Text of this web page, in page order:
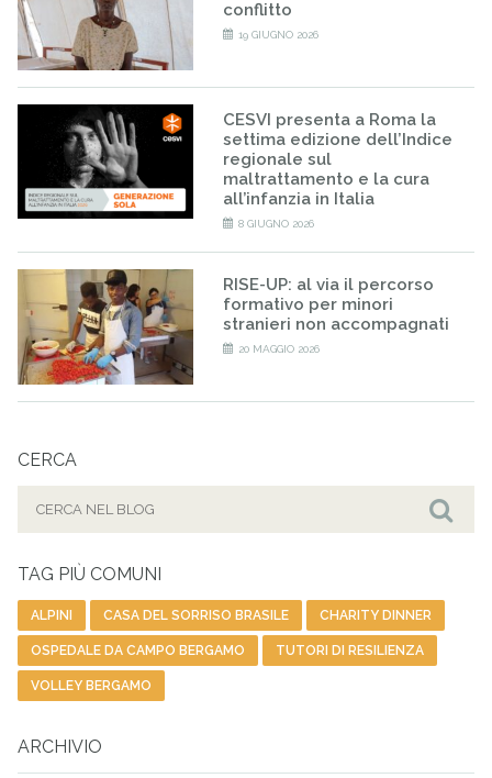
conflitto
19 GIUGNO 2026
CESVI presenta a Roma la
settima edizione dell’Indice
regionale sul
maltrattamento e la cura
all’infanzia in Italia
8 GIUGNO 2026
RISE-UP: al via il percorso
formativo per minori
stranieri non accompagnati
20 MAGGIO 2026
CERCA
TAG PIÙ COMUNI
ALPINI CASA DEL SORRISO BRASILE CHARITY DINNER
OSPEDALE DA CAMPO BERGAMO TUTORI DI RESILIENZA
VOLLEY BERGAMO
ARCHIVIO